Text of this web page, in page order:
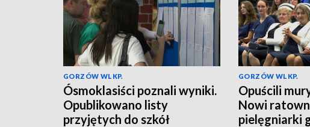
GORZÓW WLKP.
Ósmoklasiści poznali wyniki.
Opublikowano listy
przyjętych do szkół
GORZÓW WLKP.
Opuścili
Nowi
pielęgniarki